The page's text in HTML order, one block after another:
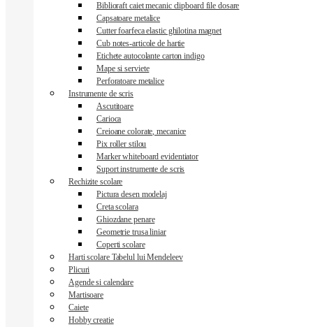
Biblioraft caiet mecanic clipboard file dosare
Capsatoare metalice
Cutter foarfeca elastic ghilotina magnet
Cub notes-articole de hartie
Etichete autocolante carton indigo
Mape si serviete
Perforatoare metalice
Instrumente de scris
Ascutitoare
Carioca
Creioane colorate, mecanice
Pix roller stilou
Marker whiteboard evidentiator
Suport instrumente de scris
Rechizite scolare
Pictura desen modelaj
Creta scolara
Ghiozdane penare
Geometrie trusa liniar
Coperti scolare
Harti scolare Tabelul lui Mendeleev
Plicuri
Agende si calendare
Martisoare
Caiete
Hobby creatie